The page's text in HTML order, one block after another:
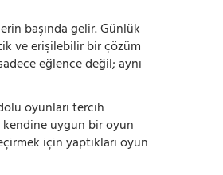
başında gelir. Günlük
ve erişilebilir bir çözüm
eğlence değil; aynı
oyunları tercih
kendine uygun bir oyun
için yaptıkları oyun